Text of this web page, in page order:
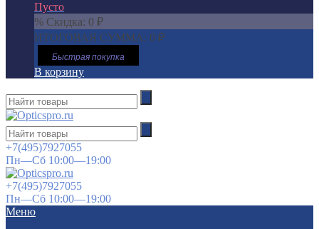
Пусто
% Скидка: 0 ₽
ИТОГОВАЯ СУММА: 0 ₽
Быстрая покупка
В корзину
+7(495)7927055
Пн—Сб 10:00—19:00
+7(495)7927055
Пн—Сб 10:00—19:00
Меню